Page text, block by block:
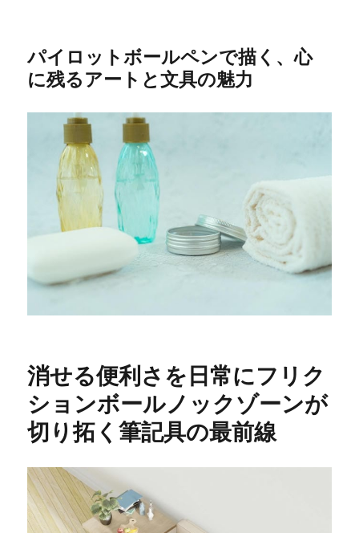
パイロットボールペンで描く、心
に残るアートと文具の魅力
消せる便利さを日常にフリク
ションボールノックゾーンが
切り拓く筆記具の最前線